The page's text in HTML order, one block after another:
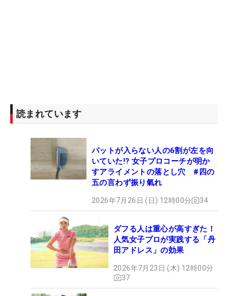
読まれています
パットが入らない人の6割が左を向
いていた!? 女子プロコーチが明か
すアライメントの落とし穴 #四の
五の言わず振り氣れ
2026年7月26日 (日) 12時00分 34
ダフる人は重心が高すぎた！
人気女子プロが実践する「丹
田アドレス」の効果
2026年7月23日 (木) 12時00分
37